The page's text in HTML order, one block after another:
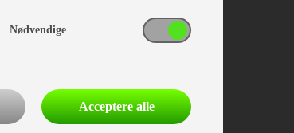
Nødvendige
Acceptere alle